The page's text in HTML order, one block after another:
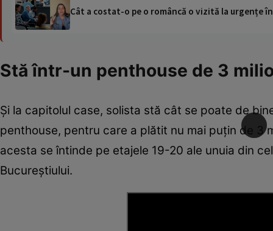
Cât a costat-o pe o româncă o vizită la urgențe
Stă într-un penthouse de 3
Și la capitolul case, solista stă cât se poate de
penthouse, pentru care a plătit nu mai puțin de 3
acesta se întinde pe etajele 19-20 ale unuia din
Bucureștiului.